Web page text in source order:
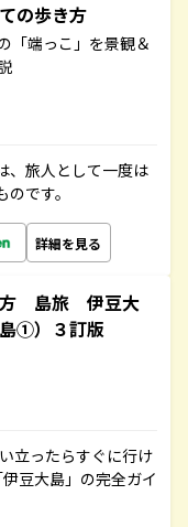
の歩き方
「端っこ」を景観＆
、旅人として一度は
です。
詳細を見る
方 島旅 伊豆大
①）３訂版
立ったらすぐに行け
豆大島」の完全ガイ